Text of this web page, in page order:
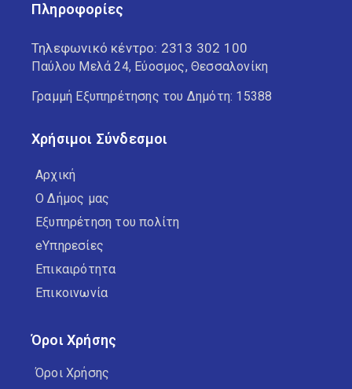
Πληροφορίες
Τηλεφωνικό κέντρο: 2313 302 100
Παύλου Μελά 24, Εύοσμος, Θεσσαλονίκη
Γραμμή Εξυπηρέτησης του Δημότη: 15388
Χρήσιμοι Σύνδεσμοι
Αρχική
Ο Δήμος μας
Εξυπηρέτηση του πολίτη
eΥπηρεσίες
Επικαιρότητα
Επικοινωνία
Όροι Χρήσης
Όροι Χρήσης